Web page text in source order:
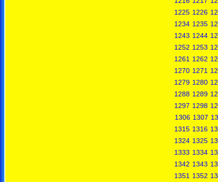
1225 1226
1234 1235
1243 1244
1252 1253
1261 1262
1270 1271
1279 1280
1288 1289
1297 1298
1306 1307
1315 1316
1324 1325
1333 1334
1342 1343
1351 1352